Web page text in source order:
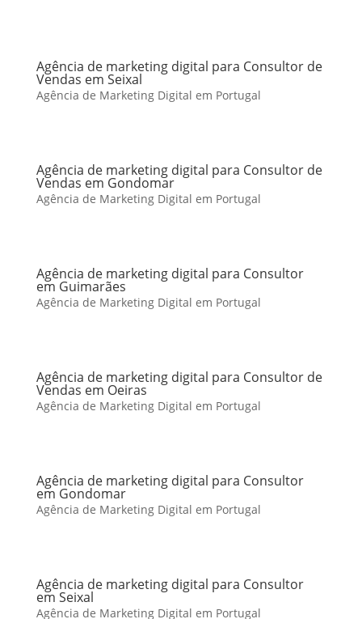
Agência de marketing digital para Consultor de
Vendas em Seixal
Agência de Marketing Digital em Portugal
Agência de marketing digital para Consultor de
Vendas em Gondomar
Agência de Marketing Digital em Portugal
Agência de marketing digital para Consultor
em Guimarães
Agência de Marketing Digital em Portugal
Agência de marketing digital para Consultor de
Vendas em Oeiras
Agência de Marketing Digital em Portugal
Agência de marketing digital para Consultor
em Gondomar
Agência de Marketing Digital em Portugal
Agência de marketing digital para Consultor
em Seixal
Agência de Marketing Digital em Portugal